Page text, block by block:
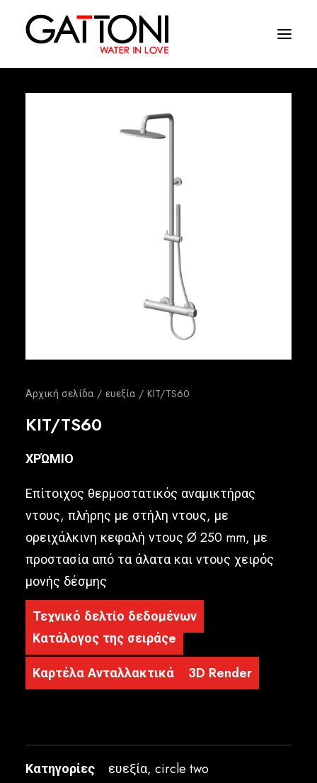
Αρχική σελίδα ευεξία KIT/TS60
KIT/TS60
ΧΡΏΜΙΟ
Επίτοιχος θερμοστατικός αναμικτήρας
ντους, πλήρης με στήλη ντους, με
ορειχάλκινη κεφαλή ντους Ø 250 mm, με
προστασία από τα άλατα και ντους χειρός
μονής δέσμης
Τεχνικό δελτίο δεδομένων
Κατάλογος της σειράςe
Καρτέλα Ανταλλακτικά
3D Render
Κατηγορίες ευεξία, circle two